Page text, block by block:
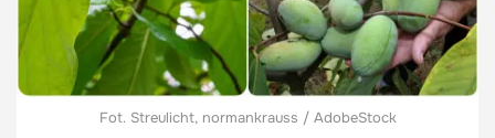
Fot. Streulicht, normankrauss / AdobeStock